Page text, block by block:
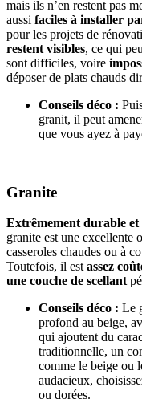
mais ils n’en restent pas
aussi faciles à installer
pour les projets de
restent visibles, ce qui
sont difficiles, voire
déposer de plats chauds
Conseils déco :
granit, il peut
que vous ayez à
Granite
Extrêmement durable et
granite est une excellente
casseroles chaudes ou à
Toutefois, il est assez
une couche de scellant
Conseils déco : Le
profond au beige,
qui ajoutent du
traditionnelle, un
comme le beige ou
audacieux,
ou dorées.